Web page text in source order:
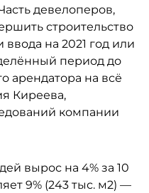
девелоперов,
строительство
на 2021 год или
период до
арендатора на всё
Киреева,
компании
вырос на 4% за 10
9% (243 тыс. м2) —